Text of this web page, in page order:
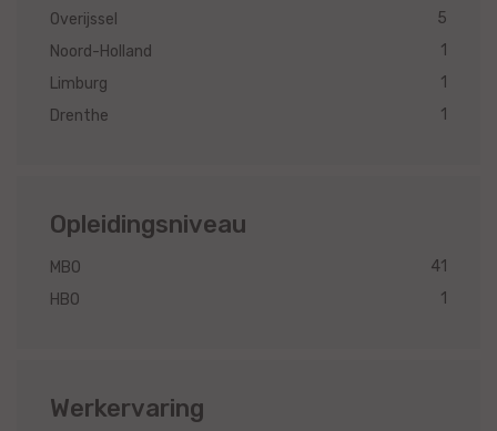
Overijssel
5
Noord-Holland
1
Limburg
1
Drenthe
1
Opleidingsniveau
MBO
41
HBO
1
Werkervaring